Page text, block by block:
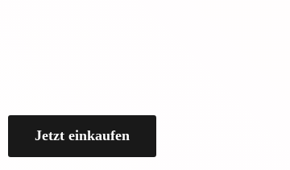
Jetzt einkaufen